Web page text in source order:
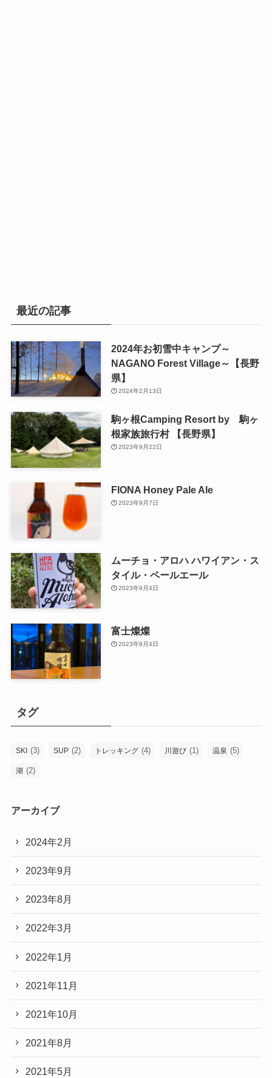
最近の記事
2024年お初雪中キャンプ～
NAGANO Forest Village～【長野
県】
2024年2月13日
駒ヶ根Camping Resort by 駒ヶ
根家族旅行村 【長野県】
2023年9月22日
FIONA Honey Pale Ale
2023年9月7日
ムーチョ・アロハ ハワイアン・ス
タイル・ペールエール
2023年9月4日
富士燦燦
2023年9月4日
タグ
SKI (3) SUP (2) トレッキング (4) 川遊び (1) 温泉 (5)
湖 (2)
アーカイブ
2024年2月
2023年9月
2023年8月
2022年3月
2022年1月
2021年11月
2021年10月
2021年8月
2021年5月